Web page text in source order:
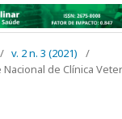
/ v. 2 n. 3 (2021)
/
de Clínica